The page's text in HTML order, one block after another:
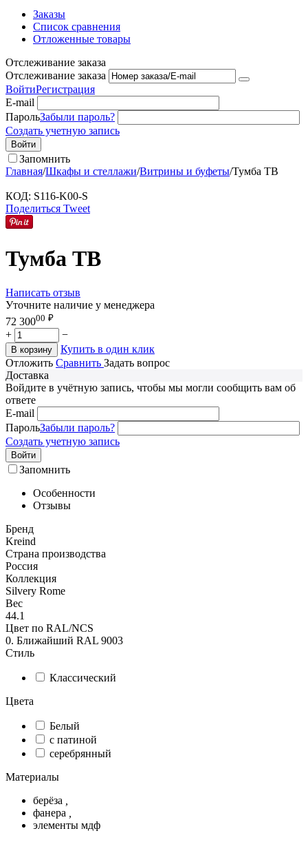
Заказы
Список сравнения
Отложенные товары
Отслеживание заказа
Отслеживание заказа
ВойтиРегистрация
E-mail
ПарольЗабыли пароль?
Создать учетную запись
Войти
Запомнить
Главная/Шкафы и стеллажи/Витрины и буфеты/Тумба ТВ
КОД: S116-K00-S
Поделиться Tweet
Тумба ТВ
Написать отзыв
Уточните наличие у менеджера
72 30000 ₽
+ −
В корзину
Купить в один клик
Отложить Сравнить Задать вопрос
Доставка
Войдите в учётную запись, чтобы мы могли сообщить вам об
ответе
E-mail
ПарольЗабыли пароль?
Создать учетную запись
Войти
Запомнить
Особенности
Отзывы
Бренд
Kreind
Страна производства
Россия
Коллекция
Silvery Rome
Вес
44.1
Цвет по RAL/NCS
0. Ближайший RAL 9003
Стиль
Классический
Цвета
Белый
с патиной
серебрянный
Материалы
берёза
фанера
элементы мдф